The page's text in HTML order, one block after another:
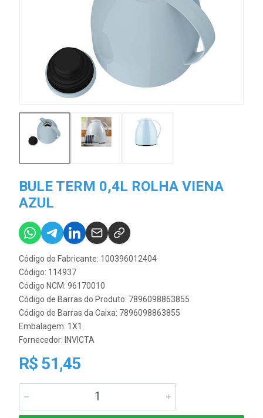
BULE TERM 0,4L ROLHA VIENA
AZUL
Código do Fabricante: 100396012404
Código: 114937
Código NCM: 96170010
Código de Barras do Produto: 7896098863855
Código de Barras da Caixa: 7896098863855
Embalagem: 1X1
Fornecedor: INVICTA
R$ 51,45